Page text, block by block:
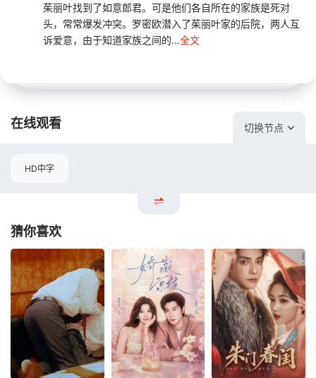
茱丽叶找到了如意郎君。可是他们各自所在的家族是死对
头，常常爆发冲突。罗密欧潜入了茱丽叶家的后院，两人互
诉爱意，由于知道家族之间的...全文
在线观看 切换节点
HD中字
猜你喜欢